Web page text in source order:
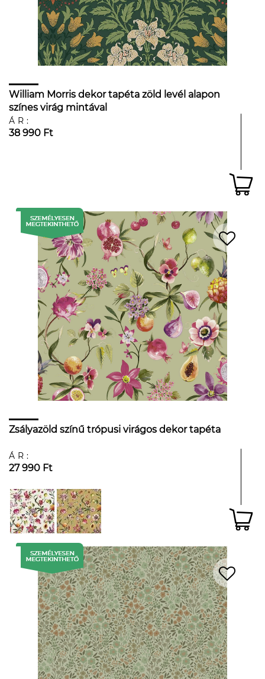
William Morris dekor tapéta zöld levél alapon
színes virág mintával
ÁR:
38 990 Ft
Zsályazöld színű trópusi virágos dekor tapéta
ÁR:
27 990 Ft